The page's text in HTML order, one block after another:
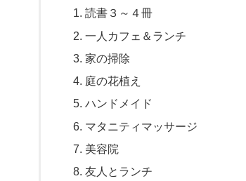
読書３～４冊
一人カフェ＆ランチ
家の掃除
庭の花植え
ハンドメイド
マタニティマッサージ
美容院
友人とランチ